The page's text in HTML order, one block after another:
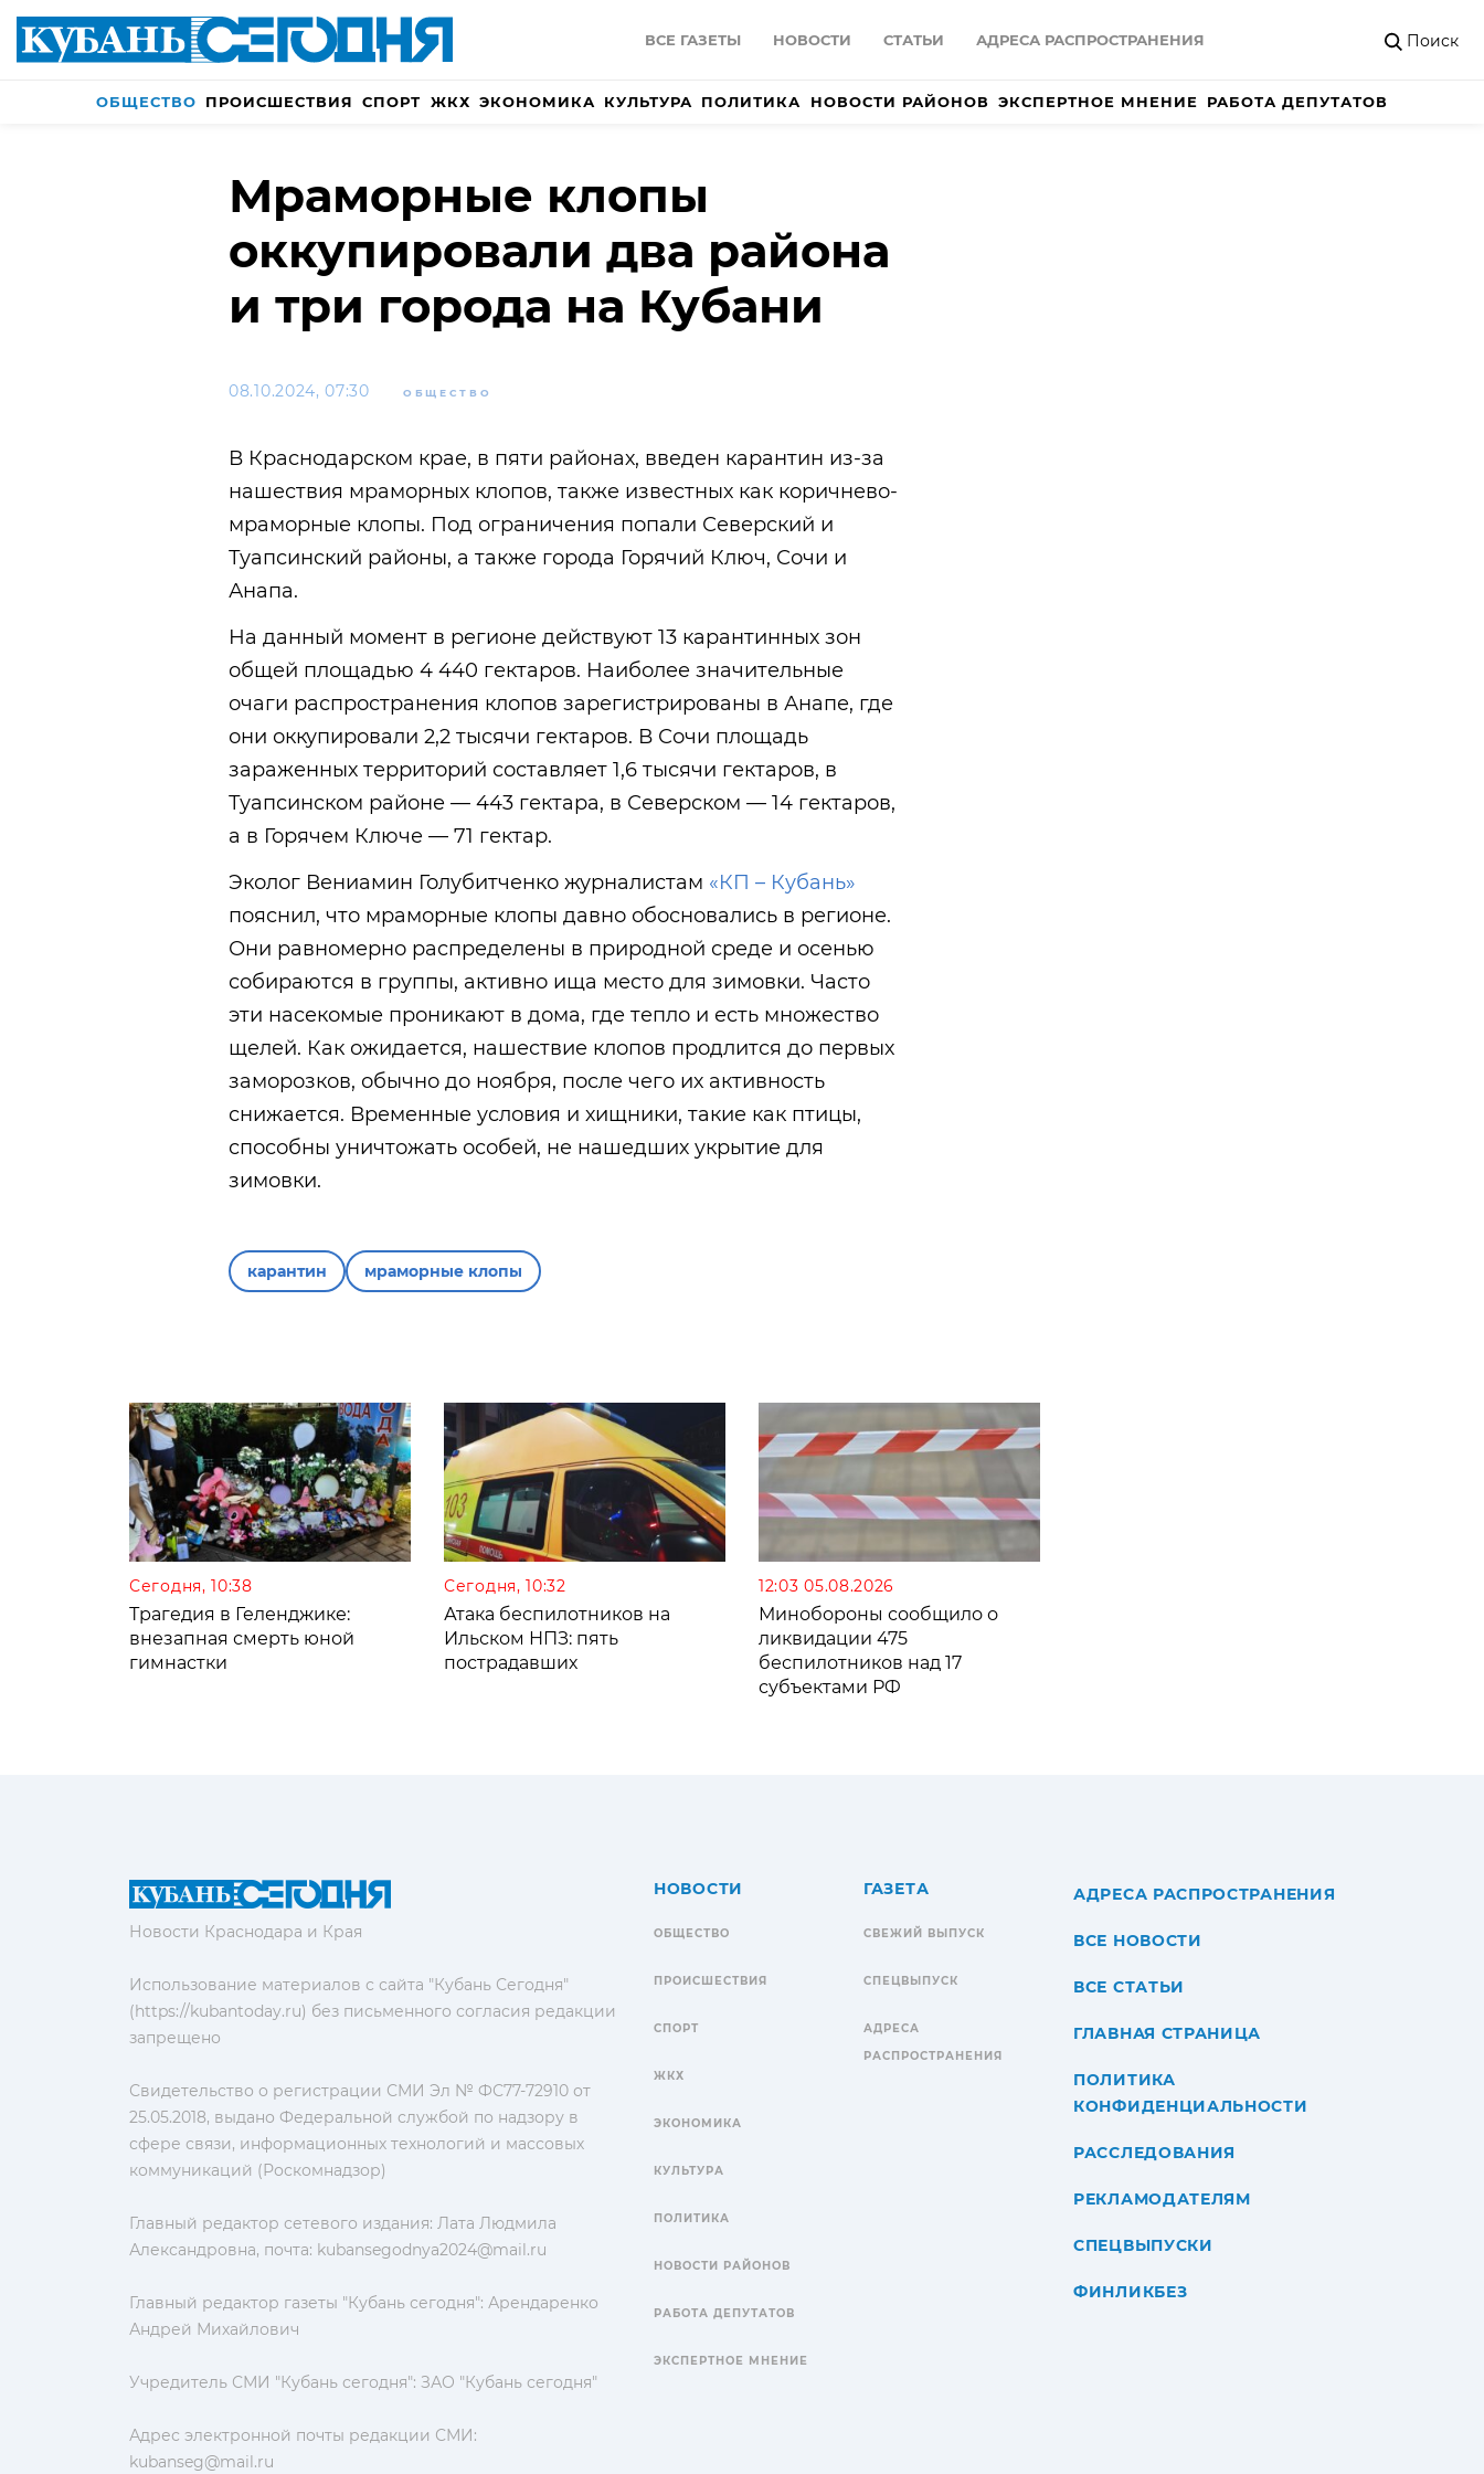
ВСЕ ГАЗЕТЫ НОВОСТИ СТАТЬИ АДРЕСА РАСПРОСТРАНЕНИЯ Поиск
ОБЩЕСТВО ПРОИСШЕСТВИЯ СПОРТ ЖКХ ЭКОНОМИКА КУЛЬТУРА ПОЛИТИКА НОВОСТИ РАЙОНОВ ЭКСПЕРТНОЕ МНЕНИЕ РАБОТА ДЕПУТАТОВ
Мраморные клопы
оккупировали два района
и три города на Кубани
08.10.2024, 07:30 ОБЩЕСТВО
В Краснодарском крае, в пяти районах, введен карантин из-за
нашествия мраморных клопов, также известных как коричнево-
мраморные клопы. Под ограничения попали Северский и
Туапсинский районы, а также города Горячий Ключ, Сочи и
Анапа.
На данный момент в регионе действуют 13 карантинных зон
общей площадью 4 440 гектаров. Наиболее значительные
очаги распространения клопов зарегистрированы в Анапе, где
они оккупировали 2,2 тысячи гектаров. В Сочи площадь
зараженных территорий составляет 1,6 тысячи гектаров, в
Туапсинском районе — 443 гектара, в Северском — 14 гектаров,
а в Горячем Ключе — 71 гектар.
Эколог Вениамин Голубитченко журналистам «КП – Кубань»
пояснил, что мраморные клопы давно обосновались в регионе.
Они равномерно распределены в природной среде и осенью
собираются в группы, активно ища место для зимовки. Часто
эти насекомые проникают в дома, где тепло и есть множество
щелей. Как ожидается, нашествие клопов продлится до первых
заморозков, обычно до ноября, после чего их активность
снижается. Временные условия и хищники, такие как птицы,
способны уничтожать особей, не нашедших укрытие для
зимовки.
карантин мраморные клопы
Сегодня, 10:38
Трагедия в Геленджике:
внезапная смерть юной
гимнастки
Сегодня, 10:32
Атака беспилотников на
Ильском НПЗ: пять
пострадавших
12:03 05.08.2026
Минобороны сообщило о
ликвидации 475
беспилотников над 17
субъектами РФ
Новости Краснодара и Края
Использование материалов с сайта "Кубань Сегодня"
(https://kubantoday.ru) без письменного согласия редакции
запрещено
Свидетельство о регистрации СМИ Эл № ФС77-72910 от
25.05.2018, выдано Федеральной службой по надзору в
сфере связи, информационных технологий и массовых
коммуникаций (Роскомнадзор)
Главный редактор сетевого издания: Лата Людмила
Александровна, почта: kubansegodnya2024@mail.ru
Главный редактор газеты "Кубань сегодня": Арендаренко
Андрей Михайлович
Учредитель СМИ "Кубань сегодня": ЗАО "Кубань сегодня"
Адрес электронной почты редакции СМИ:
kubanseg@mail.ru
НОВОСТИ
ОБЩЕСТВО
ПРОИСШЕСТВИЯ
СПОРТ
ЖКХ
ЭКОНОМИКА
КУЛЬТУРА
ПОЛИТИКА
НОВОСТИ РАЙОНОВ
РАБОТА ДЕПУТАТОВ
ЭКСПЕРТНОЕ МНЕНИЕ
ГАЗЕТА
СВЕЖИЙ ВЫПУСК
СПЕЦВЫПУСК
АДРЕСА
РАСПРОСТРАНЕНИЯ
АДРЕСА РАСПРОСТРАНЕНИЯ
ВСЕ НОВОСТИ
ВСЕ СТАТЬИ
ГЛАВНАЯ СТРАНИЦА
ПОЛИТИКА
КОНФИДЕНЦИАЛЬНОСТИ
РАССЛЕДОВАНИЯ
РЕКЛАМОДАТЕЛЯМ
СПЕЦВЫПУСКИ
ФИНЛИКБЕЗ